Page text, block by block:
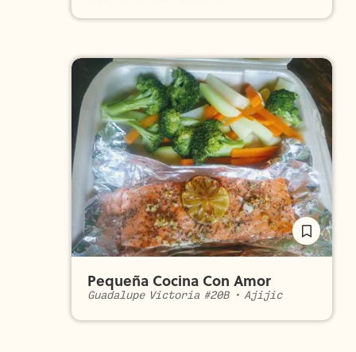
Pequeña Cocina Con Amor
Guadalupe Victoria #20B• Ajijic